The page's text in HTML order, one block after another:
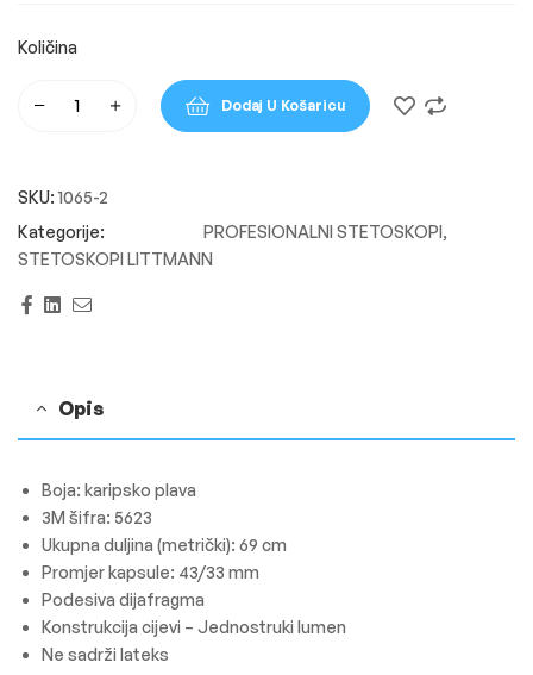
Dodaj U Košaricu
SKU:1065-2
PROFESIONALNI STETOSKOPI,
STETOSKOPI LITTMANN
Facebook
Linkedin
Opis
Boja: karipsko plava
3M šifra: 5623
Ukupna duljina (metrički): 69 cm
Promjer kapsule: 43/33 mm
Podesiva dijafragma
Konstrukcija cijevi – Jednostruki lumen
Ne sadrži lateks